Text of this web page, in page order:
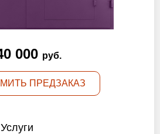
РАСЧЕТ
000 руб.
ПРЕДЗАКАЗ
Услуги